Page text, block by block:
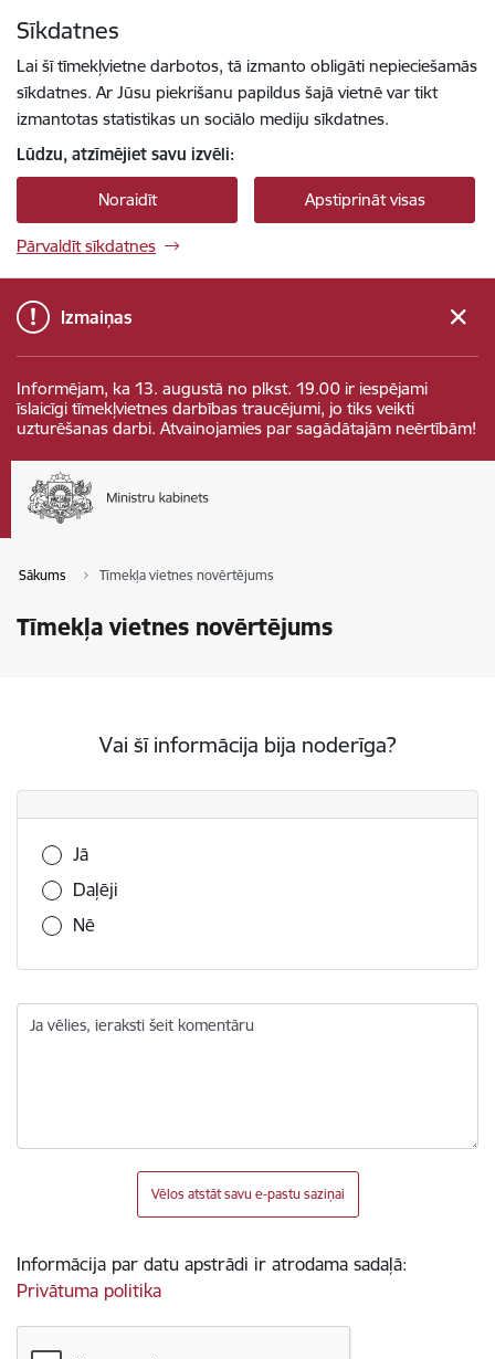
Sīkdatnes
Lai šī tīmekļvietne darbotos, tā izmanto obligāti nepieciešamās
sīkdatnes. Ar Jūsu piekrišanu papildus šajā vietnē var tikt
izmantotas statistikas un sociālo mediju sīkdatnes.
Lūdzu, atzīmējiet savu izvēli:
Noraidīt Apstiprināt visas
Pārvaldīt sīkdatnes
Izmaiņas
Informējam, ka 13. augustā no plkst. 19.00 ir iespējami
īslaicīgi tīmekļvietnes darbības traucējumi, jo tiks veikti
uzturēšanas darbi. Atvainojamies par sagādātajām neērtībām!
Sākums Tīmekļa vietnes novērtējums
Tīmekļa vietnes novērtējums
Vai šī informācija bija noderīga?
Vai šī informācija bija noderīga?
Jā
Daļēji
Nē
Ja vēlies, ieraksti šeit komentāru
Vēlos atstāt savu e-pastu saziņai
Informācija par datu apstrādi ir atrodama sadaļā:
Privātuma politika